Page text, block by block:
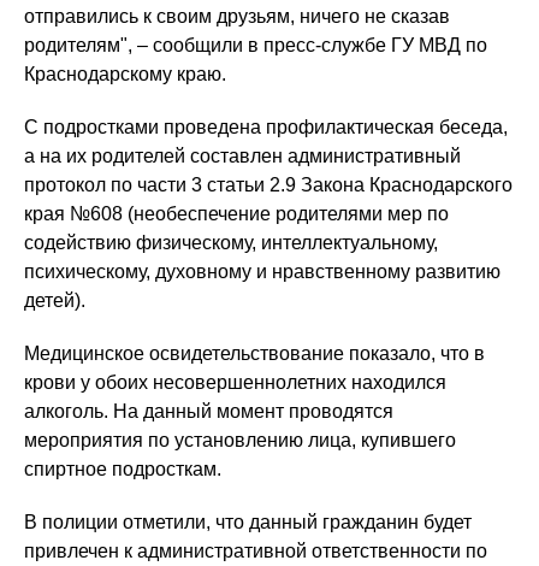
отправились к своим друзьям, ничего не сказав
родителям", – сообщили в пресс-службе ГУ МВД по
Краснодарскому краю.
С подростками проведена профилактическая беседа,
а на их родителей составлен административный
протокол по части 3 статьи 2.9 Закона Краснодарского
края №608 (необеспечение родителями мер по
содействию физическому, интеллектуальному,
психическому, духовному и нравственному развитию
детей).
Медицинское освидетельствование показало, что в
крови у обоих несовершеннолетних находился
алкоголь. На данный момент проводятся
мероприятия по установлению лица, купившего
спиртное подросткам.
В полиции отметили, что данный гражданин будет
привлечен к административной ответственности по